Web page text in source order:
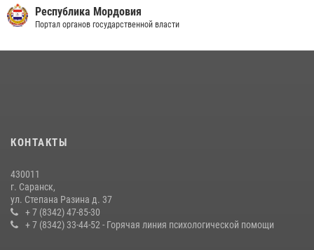
обеспечили безопасность на футбольных мероприятиях: от
регионального турнира до Суперкубка России
содействии сотрудников Росгвардии
Сотрудники Росгвардии обеспечили безопасность Всероссийского
конкурса профмастерства в Саранске
23 июля 2026, 11:54 4
Республика Мордовия
Портал органов государственной власти
КОНТАКТЫ
430011
г. Саранск,
ул. Степана Разина д. 37
+ 7 (8342) 47-85-30
+ 7 (8342) 33-44-52 - Горячая линия психологической помощи